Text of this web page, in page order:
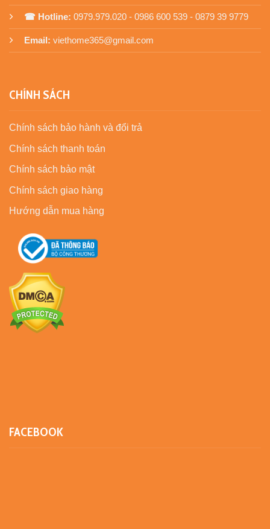
☎ Hotline: 0979.979.020 - 0986 600 539 - 0879 39 9779
Email: viethome365@gmail.com
CHÍNH SÁCH
Chính sách bảo hành và đổi trả
Chính sách thanh toán
Chính sách bảo mật
Chính sách giao hàng
Hướng dẫn mua hàng
FACEBOOK